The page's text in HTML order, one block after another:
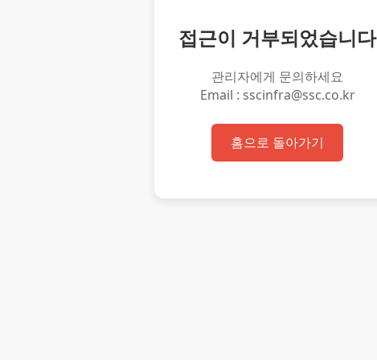
접근이 거부되었습니다
관리자에게 문의하세요
Email : sscinfra@ssc.co.kr
홈으로 돌아가기